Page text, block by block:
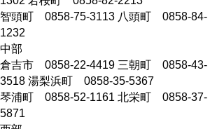
智頭町 0858-75-3113 八頭町 0858-84-
1232
中部
倉吉市 0858-22-4419 三朝町 0858-43-
3518 湯梨浜町 0858-35-5367
琴浦町 0858-52-1161 北栄町 0858-37-
5871